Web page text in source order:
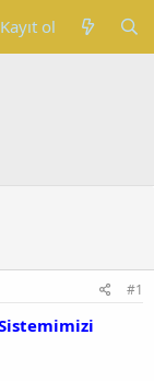
Kayıt ol
#1